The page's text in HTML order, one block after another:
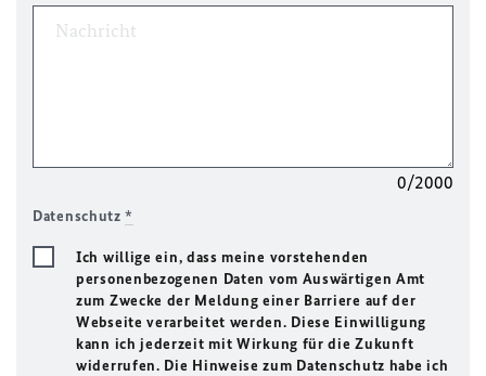
0/2000
Datenschutz*
Ich willige ein, dass meine vorstehenden
personenbezogenen Daten vom Auswärtigen Amt
zum Zwecke der Meldung einer Barriere auf der
Webseite verarbeitet werden. Diese Einwilligung
kann ich jederzeit mit Wirkung für die Zukunft
widerrufen. Die Hinweise zum Datenschutz habe ich